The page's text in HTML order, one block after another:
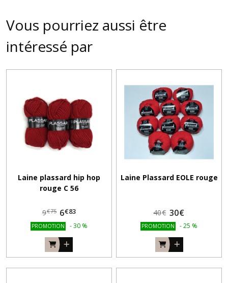
Vous pourriez aussi être
intéressé par
Laine plassard hip hop
rouge C 56
9€75 6€83
PROMOTION -30 %
Laine Plassard EOLE rouge
40€ 30€
PROMOTION -25 %